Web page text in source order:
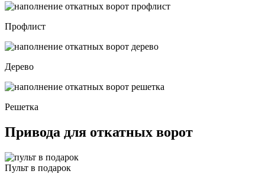
Профлист
Дерево
Решетка
Привода для откатных ворот
Пульт в подарок